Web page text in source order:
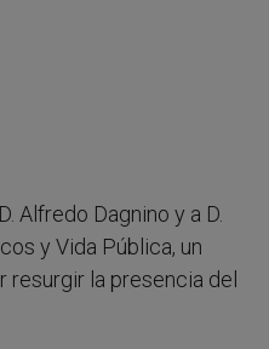
Alfredo Dagnino y a D.
y Vida Pública, un
la presencia del